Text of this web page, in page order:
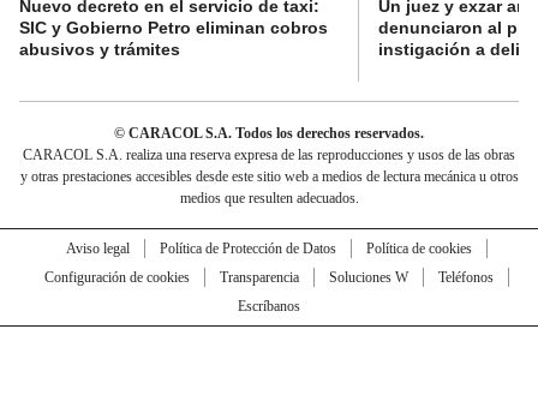
Nuevo decreto en el servicio de taxi:
SIC y Gobierno Petro eliminan cobros
abusivos y trámites
Un juez y exzar
denunciaron al
instigación a
© CARACOL S.A. Todos los derechos reservados.
CARACOL S.A. realiza una reserva expresa de las reproducciones y usos de las obras
y otras prestaciones accesibles desde este sitio web a medios de lectura mecánica u otros
medios que resulten adecuados.
Aviso legal Política de Protección de Datos
Política de cookies
Configuración de cookies
Transparencia Soluciones W
Teléfonos
Escríbanos